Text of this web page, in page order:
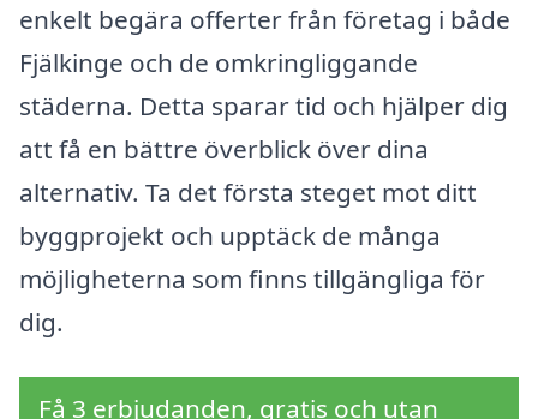
enkelt begära offerter från företag i både
Fjälkinge och de omkringliggande
städerna. Detta sparar tid och hjälper dig
att få en bättre överblick över dina
alternativ. Ta det första steget mot ditt
byggprojekt och upptäck de många
möjligheterna som finns tillgängliga för
dig.
Få 3 erbjudanden, gratis och utan